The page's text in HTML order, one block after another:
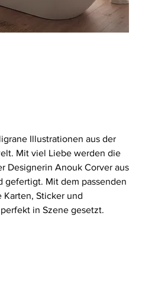
Illustrationen aus der
Mit viel Liebe werden die
Designerin Anouk Corver aus
gefertigt. Mit dem passenden
Sticker und
in Szene gesetzt.